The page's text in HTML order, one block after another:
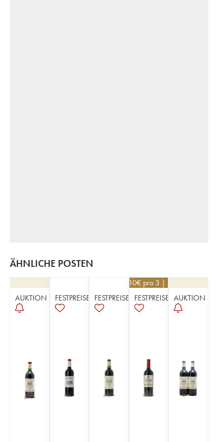
ÄHNLICHE POSTEN
AUKTION FESTPREISE FESTPREISE
93,10€ pro 3 | -5%
FESTPREISE AUKTION